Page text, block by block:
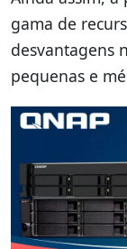
gama de
desvantagens
pequenas e